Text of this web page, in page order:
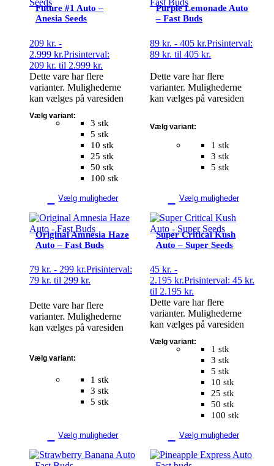
Future #1 Auto –
Anesia Seeds
209 kr. -
2.999 kr.Prisinterval:
209 kr. til 2.999 kr.
3 stk
5 stk
10 stk
25 stk
50 stk
100 stk
Vælg variant:
Vælg muligheder
Dette vare har flere
varianter. Mulighederne
kan vælges på varesiden
Purple Lemonade Auto
– Fast Buds
89kr. - 405kr.Prisinterval:
89 kr. til 405 kr.
1 stk
3 stk
5 stk
Vælg variant:
Vælg muligheder
Dette vare har flere
varianter. Mulighederne
kan vælges på varesiden
Original Amnesia Haze
Auto – Fast Buds
79 kr. - 299 kr.Prisinterval:
79 kr. til 299 kr.
1 stk
3 stk
5 stk
Vælg variant:
Vælg muligheder
Dette vare har flere
varianter. Mulighederne
kan vælges på varesiden
Super Critical Kush
Auto – Super Seeds
45kr. -
2.195kr.Prisinterval: 45 kr.
til 2.195 kr.
1 stk
3 stk
5 stk
10 stk
25 stk
50 stk
100 stk
Vælg variant:
Vælg muligheder
Dette vare har flere
varianter. Mulighederne
kan vælges på varesiden